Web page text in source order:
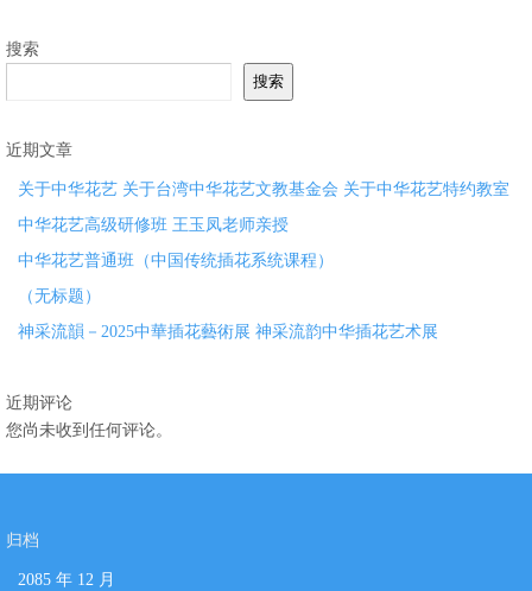
搜索
搜索
近期文章
关于中华花艺 关于台湾中华花艺文教基金会 关于中华花艺特约教室
中华花艺高级研修班 王玉凤老师亲授
中华花艺普通班（中国传统插花系统课程）
（无标题）
神采流韻－2025中華插花藝術展 神采流韵中华插花艺术展
近期评论
您尚未收到任何评论。
归档
2085 年 12 月